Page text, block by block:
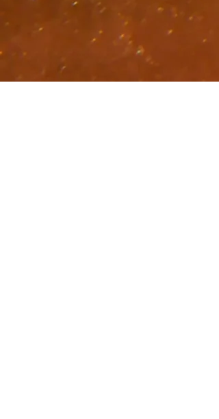
몸통 옆 부분만 하늘색인
청개구리